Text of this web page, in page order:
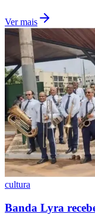
Santos
Ver mais
cultura
Banda Lyra